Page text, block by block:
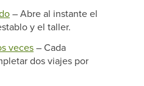
– Abre al instante el
y el taller.
veces– Cada
dos viajes por